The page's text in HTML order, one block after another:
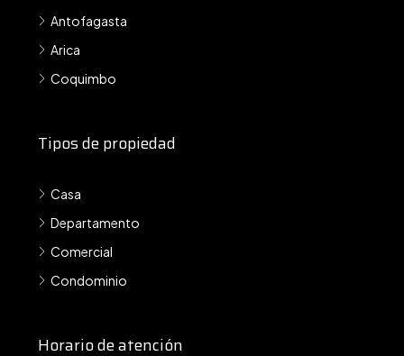
Antofagasta
Arica
Coquimbo
Tipos de propiedad
Casa
Departamento
Comercial
Condominio
Horario de atención